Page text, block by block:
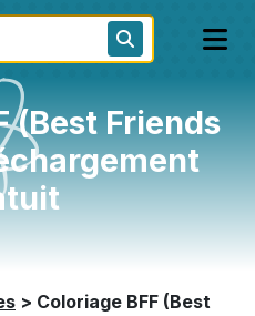
(Best Friends
> Coloriage BFF (Best